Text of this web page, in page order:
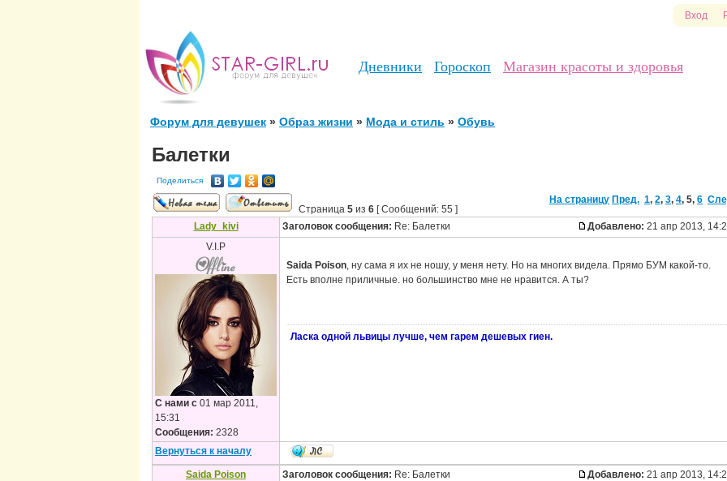
Вход
Дневники Гороскоп Магазин красоты и здоровья
Форум для девушек » Образ жизни » Мода и стиль » Обувь
Балетки
Поделиться
Страница 5 из 6 [ Сообщений: 55 ]
На страницу Пред. 1, 2, 3, 4, 5, 6
Lady_kivi Заголовок сообщения: Re: Балетки Добавлено: 21 апр 2013,
V.I.P
С нами с 01 мар 2011,
15:31
Сообщения: 2328
Saida Poison, ну сама я их не ношу, у меня нету. Но на многих видела. Прямо БУМ какой-то.
Есть вполне приличные. но большинство мне не нравится. А ты?
Ласка одной львицы лучше, чем гарем дешевых гиен.
Вернуться к началу
Saida Poison Заголовок сообщения: Re: Балетки Добавлено: 21 апр 2013,